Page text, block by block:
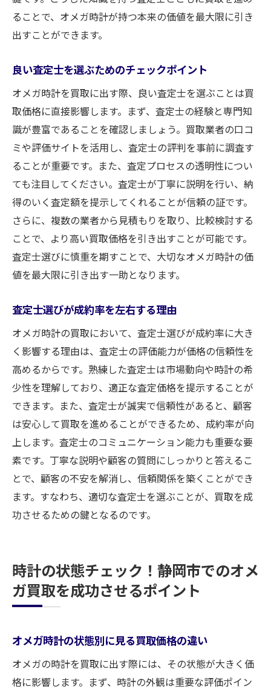
ることで、オメガ時計が持つ本来の価値を最大限に引き
出すことができます。
良い査定士を選ぶためのチェックポイント
オメガ時計を買取に出す際、良い査定士を選ぶことは買
取価格に直接影響します。まず、査定士の経験と専門知
識が豊富であることを確認しましょう。買取業者の口コ
ミや評価サイトを活用し、査定士の評判を事前に調査す
ることが重要です。また、査定プロセスの透明性につい
ても注目してください。査定士が丁寧に説明を行い、納
得のいく査定額を提示してくれることが信頼の証です。
さらに、複数の業者から見積もりを取り、比較検討する
ことで、より高い買取価格を引き出すことが可能です。
査定士選びに慎重を期すことで、大切なオメガ時計の価
値を最大限に引き出す一助となります。
査定士選びが成約率を左右する理由
オメガ時計の買取において、査定士選びが成約率に大き
く影響する理由は、査定士の評価能力が価格の信頼性を
高めるからです。熟練した査定士は市場動向や時計の希
少性を理解しており、適正な査定価格を提示することが
できます。また、査定士が誠実で信頼性があると、顧客
は安心して買取を進めることができるため、成約率が向
上します。査定士のコミュニケーション能力も重要な要
素です。丁寧な説明や顧客の質問にしっかりと答えるこ
とで、顧客の不安を解消し、信頼関係を築くことができ
ます。すなわち、適切な査定士を選ぶことが、買取を成
功させるための鍵となるのです。
時計の状態チェック！静岡市でのオメ
ガ買取を成功させるポイント
オメガ時計の状態別に見る買取価格の違い
オメガの時計を買取に出す際には、その状態が大きく価
格に影響します。まず、時計の外観は重要な評価ポイン